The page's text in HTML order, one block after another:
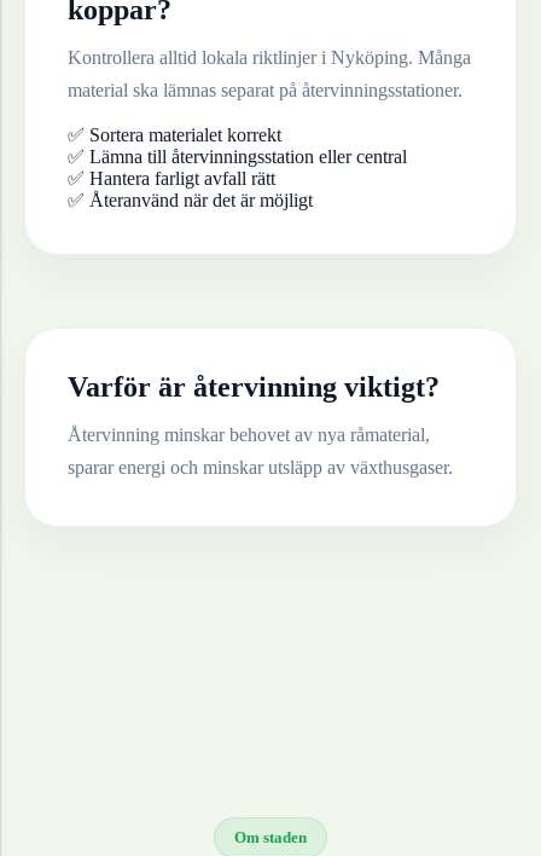
koppar?
Kontrollera alltid lokala riktlinjer i Nyköping. Många
material ska lämnas separat på återvinningsstationer.
✅ Sortera materialet korrekt
✅ Lämna till återvinningsstation eller central
✅ Hantera farligt avfall rätt
✅ Återanvänd när det är möjligt
Varför är återvinning viktigt?
Återvinning minskar behovet av nya råmaterial,
sparar energi och minskar utsläpp av växthusgaser.
Om staden